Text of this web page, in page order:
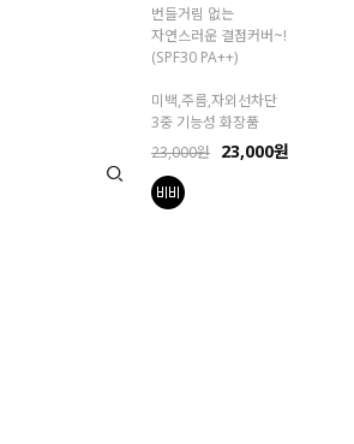
번들거림 없는
자연스러운 결점커버~!
(SPF30 PA++)
미백,주름,자외선차단
3중 기능성 화장품
23,000원 23,000원